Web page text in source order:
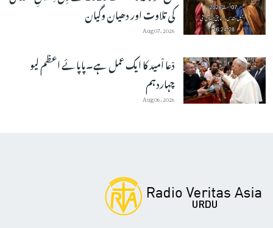
کی تلاوت اور دھیان وگیان
Aug 07, 2026
دْعا اْمید کا ایک عمل ہے۔پاپائے اعظم لیو
چہاردہم
Aug 06, 2026